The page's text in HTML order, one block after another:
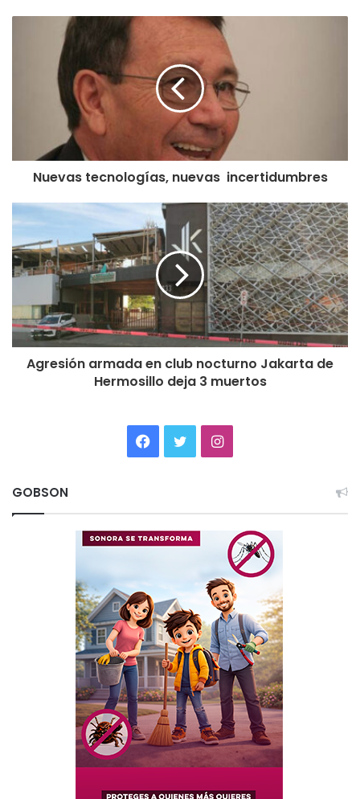
Nuevas tecnologías, nuevas incertidumbres
Agresión armada en club nocturno Jakarta de
Hermosillo deja 3 muertos
Facebook
TwitterInstagram
GOBSON